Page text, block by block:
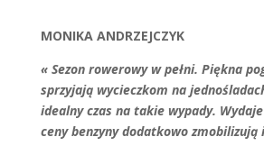
MONIKA ANDRZEJCZYK
« Sezon rowerowy w pełni. Piękna
sprzyjają wycieczkom na
idealny czas na takie wypady.
ceny benzyny dodatkowo zmobilizują